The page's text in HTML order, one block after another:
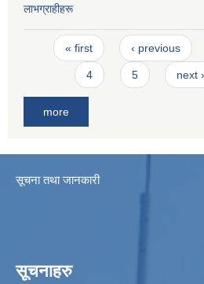
लाभग्राहीहरू
Pages
« first ‹ previous
4 5 next ›
more
सूचना तथा जानकारी
सूचनाहरु